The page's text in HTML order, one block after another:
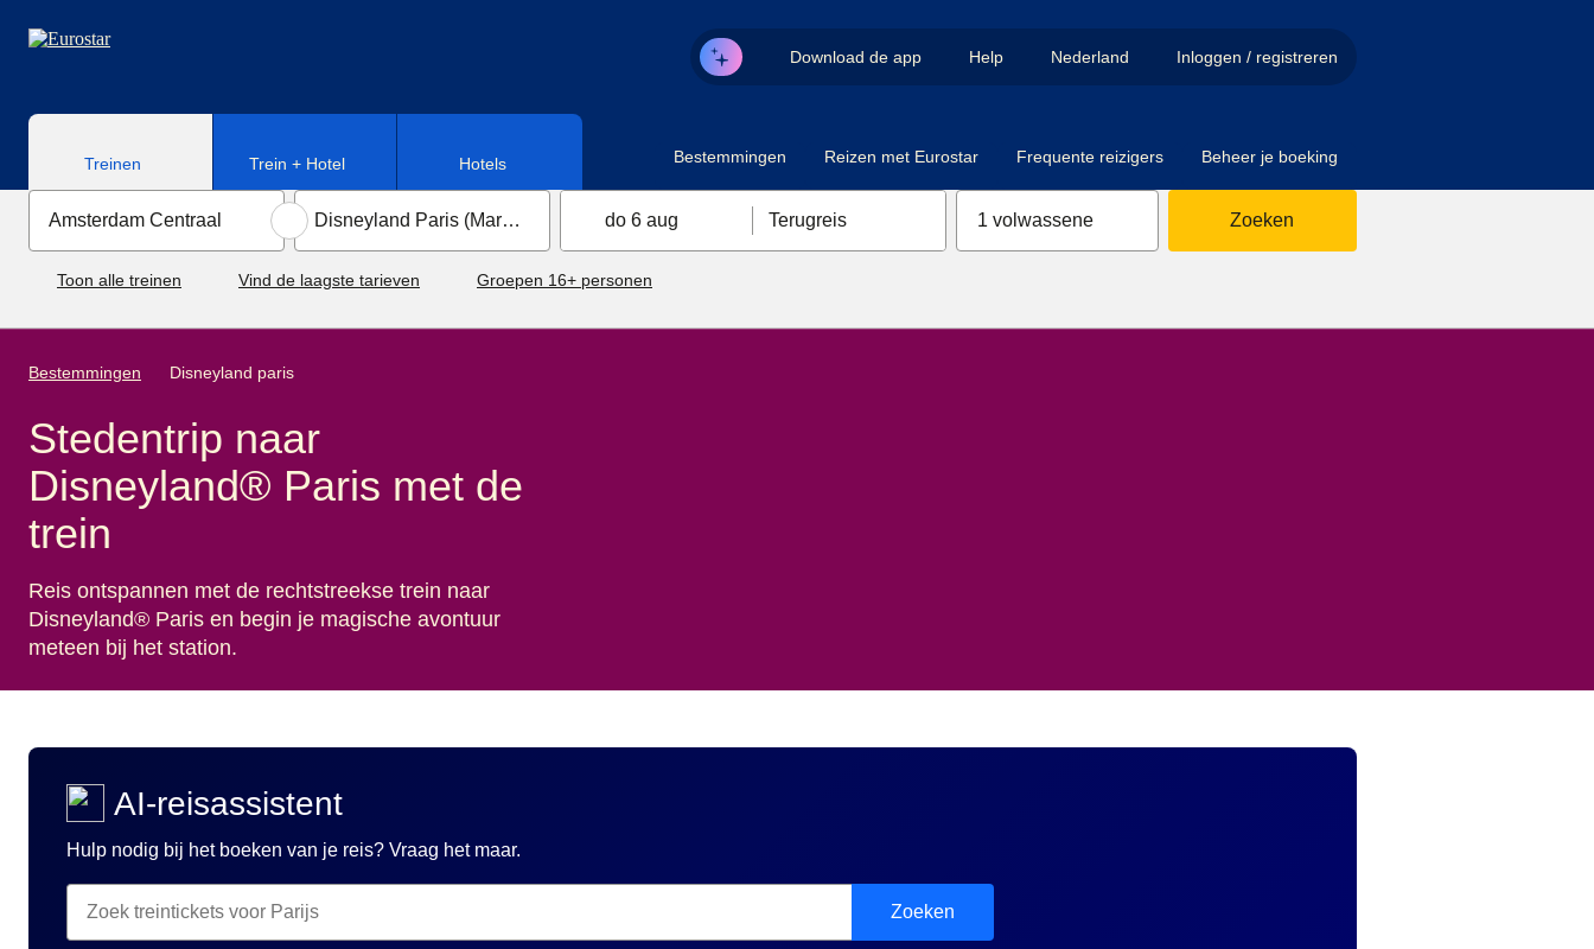
Download de app Help Nederland Inloggen / registreren
Treinen Trein + Hotel Hotels Bestemmingen Reizen met Eurostar Frequente reizigers Beheer je boeking
do 6 aug Terugreis 1 volwassene Zoeken
Toon alle treinen Vind de laagste tarieven Groepen 16+ personen
Bestemmingen Disneyland paris
Stedentrip naar
Disneyland® Paris met de
trein
Reis ontspannen met de rechtstreekse trein naar
Disneyland® Paris en begin je magische avontuur
meteen bij het station.
AI-reisassistent
Hulp nodig bij het boeken van je reis? Vraag het maar.
Zoeken